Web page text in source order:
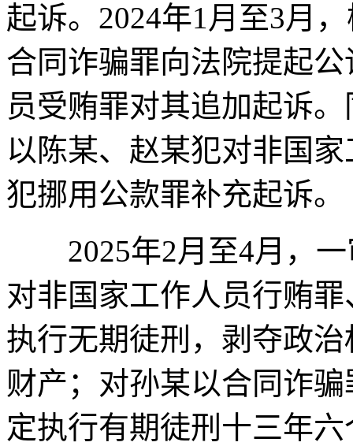
起诉。2024年1月至3月
合同诈骗罪向法院提起
员受贿罪对其追加起诉
以陈某、赵某犯对非国
犯挪用公款罪补充起诉。
2025年2月至4月，一
对非国家工作人员行贿
执行无期徒刑，剥夺政
财产；对孙某以合同诈
定执行有期徒刑十三年